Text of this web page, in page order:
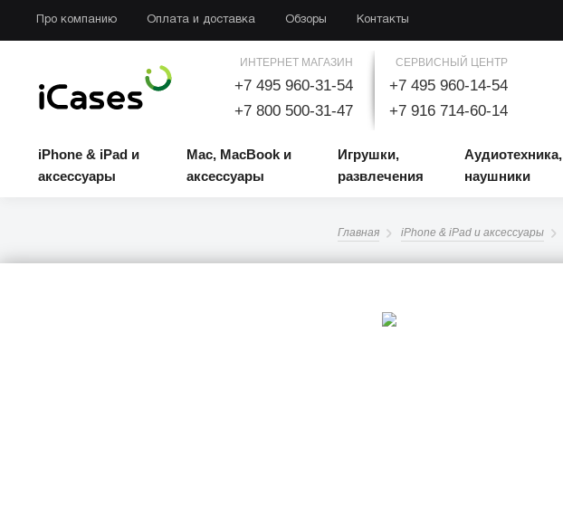
Про компанию Оплата и доставка Обзоры Контакты
ИНТЕРНЕТ МАГАЗИН
+7 495 960-31-54
+7 800 500-31-47
СЕРВИСНЫЙ ЦЕНТР
+7 495 960-14-54
+7 916 714-60-14
iPhone & iPad и
аксессуары
Mac, MacBook и
аксессуары
Игрушки,
развлечения
Аудиотехника,
наушники
Главная iPhone & iPad и аксессуары